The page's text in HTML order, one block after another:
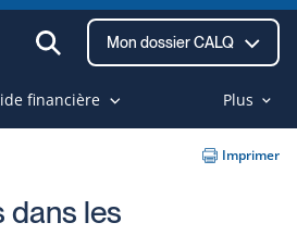
Ouvrir
la
recherche
Mon dossier CALQ
financière Plus
Imprimer
dans les